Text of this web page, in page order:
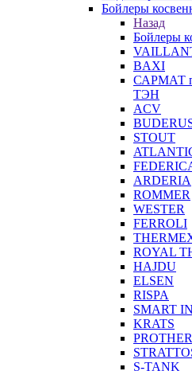
Бойлеры
Назад
Бойлеры
BAXI
САРМАТ
ТЭН
ACV
STOUT
ARDERIA
ROMMER
WESTER
FERROLI
ROYAL
HAJDU
ELSEN
RISPA
SMART
KRATS
S-TANK